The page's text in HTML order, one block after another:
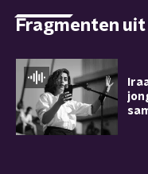
Fragmenten